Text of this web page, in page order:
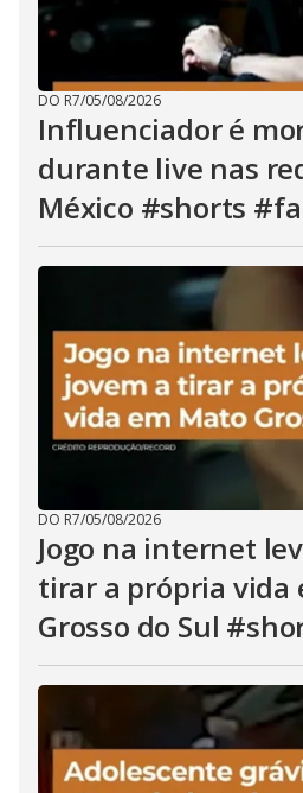
DO R7/05/08/2026
Influenciador é
durante live nas
México #shorts
DO R7/05/08/2026
Jogo na internet
tirar a própria vida
Grosso do Sul